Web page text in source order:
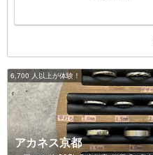
6,700 人以上が体験！
アカネス京都